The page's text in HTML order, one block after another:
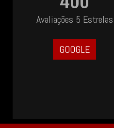
Avaliações 5 Estrelas
GOOGLE